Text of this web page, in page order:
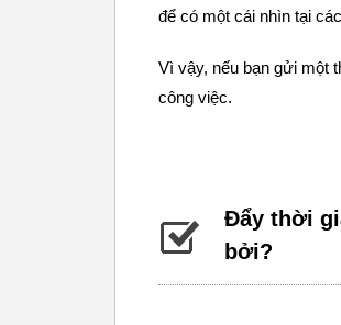
để có một cái nhìn tại
Vì vậy, nếu bạn gửi một
công việc.
Đẩy thời
bởi?